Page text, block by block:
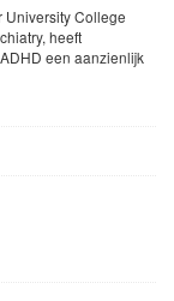
University College
heeft
een aanzienlijk